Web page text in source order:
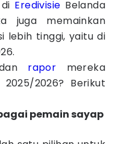
Eredivisie Belanda
juga memainkan
lebih tinggi, yaitu di
rapor mereka
2026? Berikut
pemain sayap